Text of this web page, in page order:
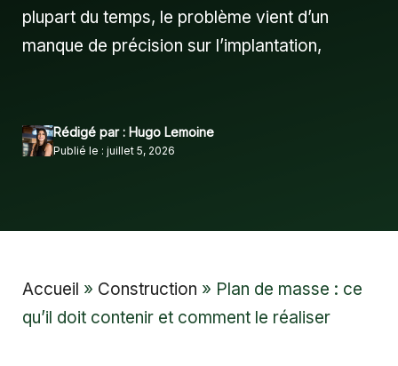
plupart du temps, le problème vient d’un
manque de précision sur l’implantation,
Rédigé par : Hugo Lemoine
Publié le : juillet 5, 2026
Accueil » Construction » Plan de masse : ce
qu’il doit contenir et comment le réaliser